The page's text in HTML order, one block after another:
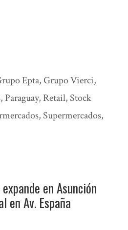
Epta, Grupo Vierci,
, Paraguay, Retail, Stock
, Supermercados,
en Asunción
en Av. España